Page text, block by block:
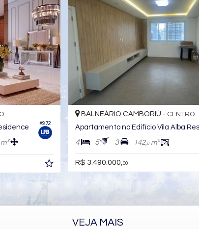
-
View
BALNEÁRIO CAMBORIÚ -
Apartamento no Edifício
3
R$ 3.520.000,
VEJA MAIS